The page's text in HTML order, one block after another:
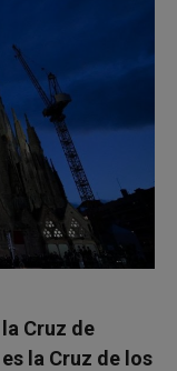
la Cruz de
la Cruz de los